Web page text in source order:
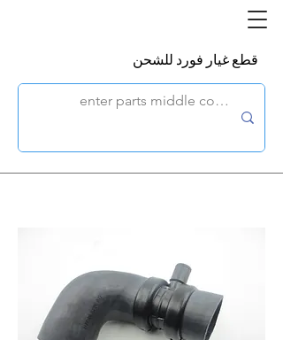
قطع غيار فورد للشحن